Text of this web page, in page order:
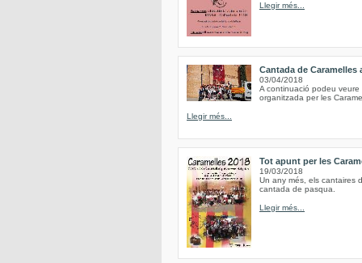
Llegir més...
Cantada de Caramelles
03/04/2018
A continuació podeu
organitzada per les
Llegir més...
Tot apunt per les
19/03/2018
Un any més, els cantaires
cantada de pasqua.
Llegir més...